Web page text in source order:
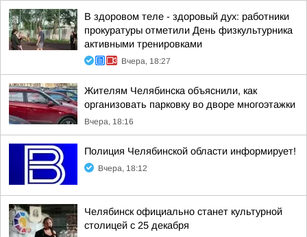
В здоровом теле - здоровый дух: работники
прокуратуры отметили День физкультурника
активными тренировками
Вчера, 18:27
Жителям Челябинска объяснили, как
организовать парковку во дворе многоэтажки
Вчера, 18:16
Полиция Челябинской области информирует!
Вчера, 18:12
Челябинск официально станет культурной
столицей с 25 декабря